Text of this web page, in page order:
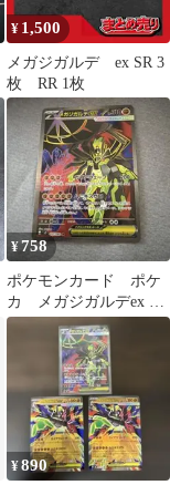
¥ 1,500
メガジガルデ ex SR 3
枚 RR 1枚
¥758
ポケモンカード ポケ
カ メガジガルデex SR
097/080
¥890